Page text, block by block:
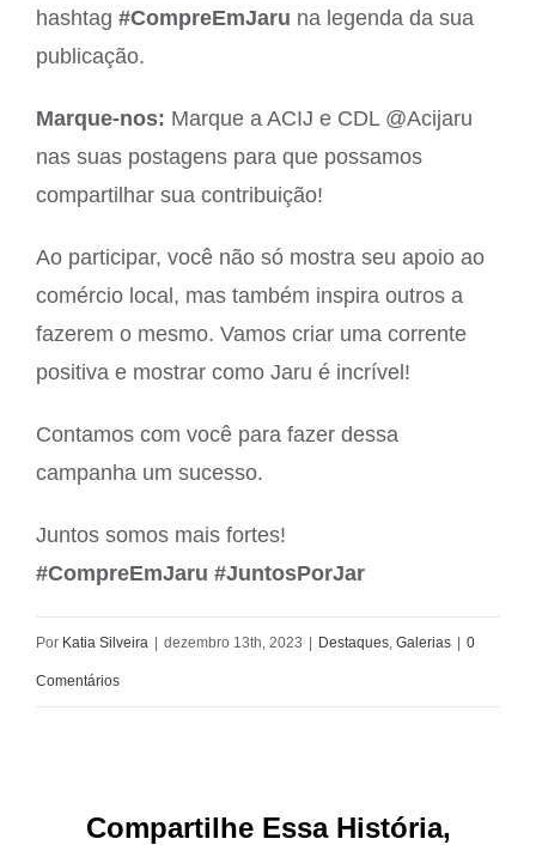
hashtag #CompreEmJaru na legenda da sua
publicação.
Marque-nos: Marque a ACIJ e CDL @Acijaru
nas suas postagens para que possamos
compartilhar sua contribuição!
Ao participar, você não só mostra seu apoio ao
comércio local, mas também inspira outros a
fazerem o mesmo. Vamos criar uma corrente
positiva e mostrar como Jaru é incrível!
Contamos com você para fazer dessa
campanha um sucesso.
Juntos somos mais fortes!
#CompreEmJaru #JuntosPorJar
Por Katia Silveira | dezembro 13th, 2023 | Destaques Galerias | 0
Comentários
Compartilhe Essa História,